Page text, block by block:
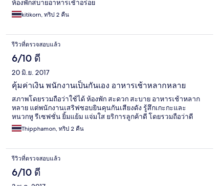
ห้องพักสบายอาหารเช้าอร่อย
kitikorn, ทริป 2 คืน
รีวิวที่ตรวจสอบแล้ว
6/10 ดี
20 มิ.ย. 2017
คุ้มค่าเงิน พนักงานเป็นกันเอง อาหารเช้าหลากหลาย
สภาพโดยรวมถือว่าใช้ได้ ห้องพัก สะดวก สะบาย อาหารเช้าหลาก
หลาย แต่พนักงานเสริฟชอบยินคุนกันเสียงดัง รู้สึกเกะกะและ
หนวกหู รีเซฟชั่น ยิ้มแย้ม แจ่มใส ยริการลูกค้าดี โดยรวมถือว่าดี
Thipphamon, ทริป 2 คืน
รีวิวที่ตรวจสอบแล้ว
6/10 ดี